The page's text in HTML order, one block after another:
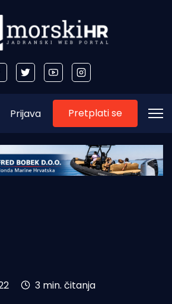
Prijava Pretplati se
3 min. čitanja